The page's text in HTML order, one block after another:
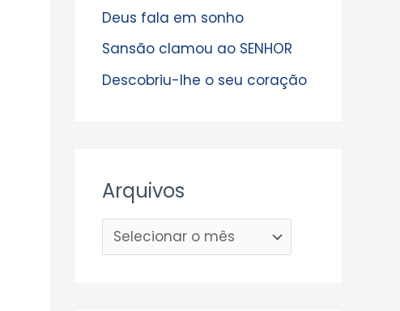
Deus fala em sonho
Sansão clamou ao SENHOR
Descobriu-lhe o seu coração
Arquivos